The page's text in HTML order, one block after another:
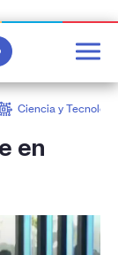
Ciencia y
en